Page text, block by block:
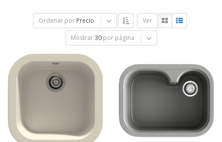
Ordenar por Precio Ver
Mostrar 30 por página